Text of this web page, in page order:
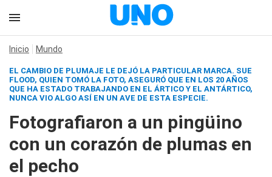
Inicio Mundo
EL CAMBIO DE PLUMAJE LE DEJÓ LA PARTICULAR MARCA. SUE
FLOOD, QUIEN TOMÓ LA FOTO, ASEGURÓ QUE EN LOS 20 AÑOS
QUE HA ESTADO TRABAJANDO EN EL ÁRTICO Y EL ANTÁRTICO,
NUNCA VIO ALGO ASÍ EN UN AVE DE ESTA ESPECIE.
Fotografiaron a un pingüino
con un corazón de plumas en
el pecho